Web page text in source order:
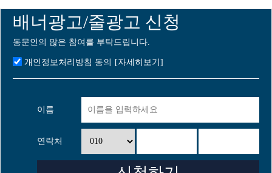
배너광고/줄광고 신청
동문인의 많은 참여를 부탁드립니다.
개인정보처리방침 동의 [자세히보기]
이름
연락처